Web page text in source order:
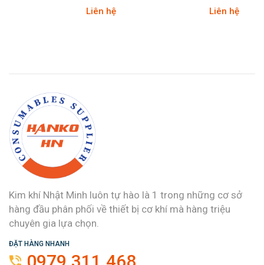
Kim khí Nhật Minh luôn tự hào là 1 trong những cơ sở
hàng đầu phân phối về thiết bị cơ khí mà hàng triệu
chuyên gia lựa chọn.
ĐẶT HÀNG NHANH